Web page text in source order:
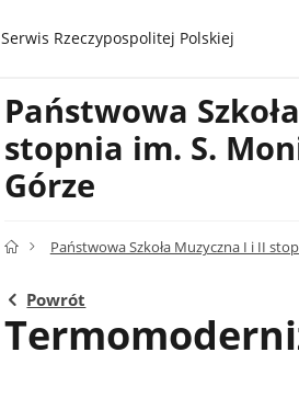
gov.pl
Serwis Rzeczypospolitej Polskiej
Państwowa
stopnia im. S.
Górze
Państwowa Szkoła Muzyczna I i II
Powrót